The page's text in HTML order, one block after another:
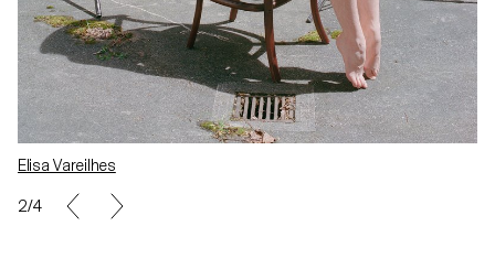
Elisa Vareilhes
2/4